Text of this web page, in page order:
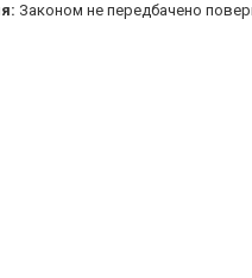
Законом не передбачено